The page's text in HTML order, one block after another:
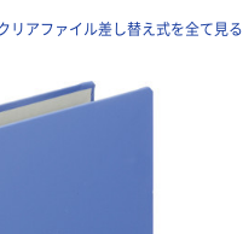
リアファイル差し替え式を全て見る